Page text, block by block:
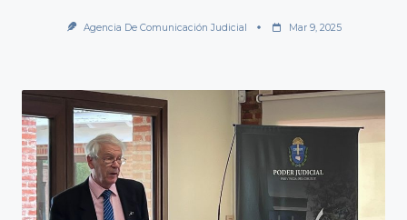
Agencia De Comunicación Judicial Mar 9, 2025